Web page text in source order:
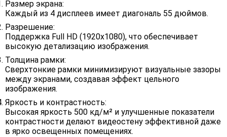
Размер экрана:
Каждый из 4 дисплеев имеет диагональ 55 дюймов.
Разрешение:
Поддержка Full HD (1920x1080), что обеспечивает
высокую детализацию изображения.
Толщина рамки:
Сверхтонкие рамки минимизируют визуальные зазоры
между экранами, создавая эффект цельного
изображения.
Яркость и контрастность:
Высокая яркость 500 кд/м² и улучшенные показатели
контрастности делают видеостену эффективной даже
в ярко освещенных помещениях.